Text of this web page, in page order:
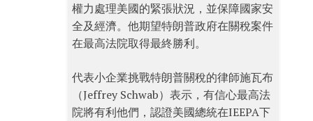
權力處理美國的緊張狀況，並保障國家安
全及經濟。他期望特朗普政府在關稅案件
在最高法院取得最終勝利。
代表小企業挑戰特朗普關稅的律師施瓦布
（Jeffrey Schwab）表示，有信心最高法
院將有利他們，認證美國總統在IEEPA下